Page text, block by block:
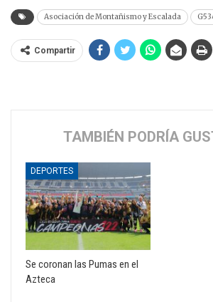
Asociación de Montañismo y Escalada
Compartir
TAMBIÉN PODRÍA
DEPORTES
Se coronan las Pumas en el
Azteca